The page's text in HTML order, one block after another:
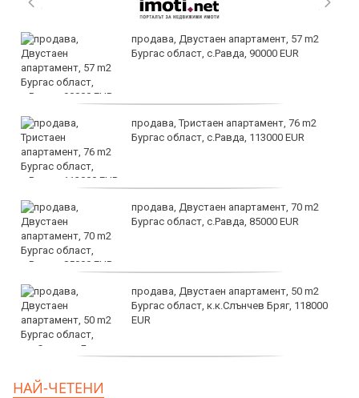
продава, Двустаен апартамент, 57 m2
Бургас област, с.Равда, 90000 EUR
продава, Тристаен апартамент, 76 m2
Бургас област, с.Равда, 113000 EUR
продава, Двустаен апартамент, 70 m2
Бургас област, с.Равда, 85000 EUR
продава, Двустаен апартамент, 50 m2
Бургас област, к.к.Слънчев Бряг, 118000
EUR
НАЙ-ЧЕТЕНИ